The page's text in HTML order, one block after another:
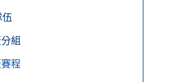
伍
組
程